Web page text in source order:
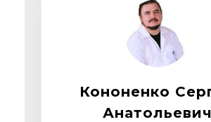
Кононенко
Анатольевич